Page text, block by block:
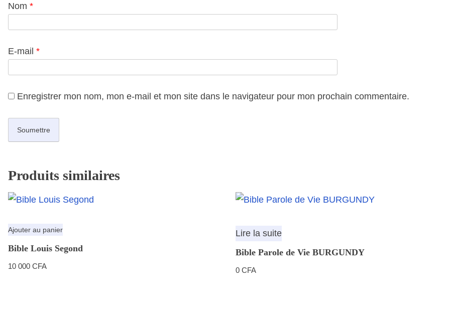
Nom *
E-mail *
Enregistrer mon nom, mon e-mail et mon site dans le navigateur pour mon prochain commentaire.
Produits similaires
Ajouter au panier
Bible Louis Segond
10 000 CFA
Lire la suite
Bible Parole de Vie BURGUNDY
0CFA